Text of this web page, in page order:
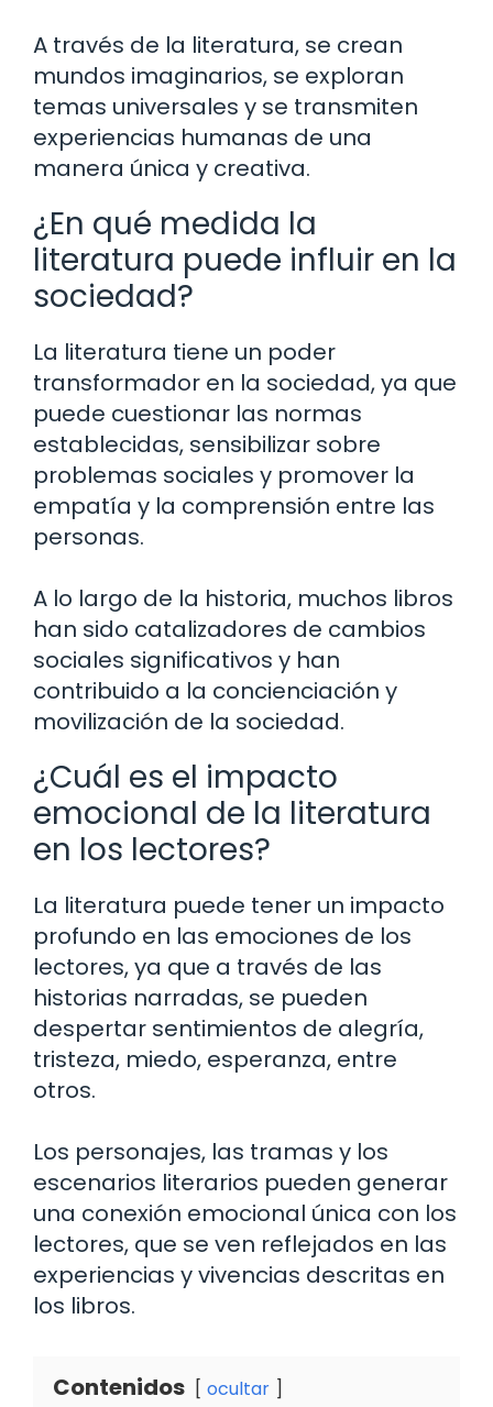
A través de la literatura, se crean
mundos imaginarios, se exploran
temas universales y se transmiten
experiencias humanas de una
manera única y creativa.
¿En qué medida la
literatura puede influir en la
sociedad?
La literatura tiene un poder
transformador en la sociedad, ya que
puede cuestionar las normas
establecidas, sensibilizar sobre
problemas sociales y promover la
empatía y la comprensión entre las
personas.
A lo largo de la historia, muchos libros
han sido catalizadores de cambios
sociales significativos y han
contribuido a la concienciación y
movilización de la sociedad.
¿Cuál es el impacto
emocional de la literatura
en los lectores?
La literatura puede tener un impacto
profundo en las emociones de los
lectores, ya que a través de las
historias narradas, se pueden
despertar sentimientos de alegría,
tristeza, miedo, esperanza, entre
otros.
Los personajes, las tramas y los
escenarios literarios pueden generar
una conexión emocional única con los
lectores, que se ven reflejados en las
experiencias y vivencias descritas en
los libros.
Contenidos ocultar